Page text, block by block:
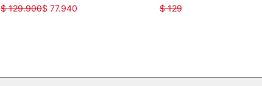
$ 77.940
$ 129.900 $ 129